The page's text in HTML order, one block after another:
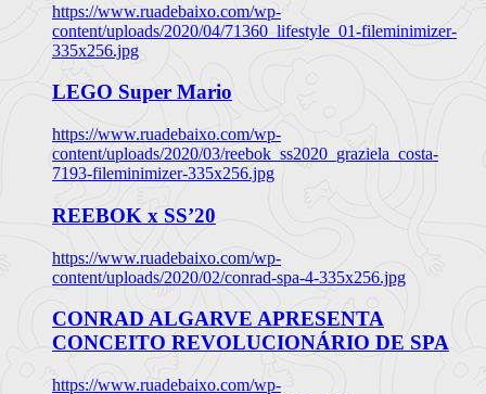
https://www.ruadebaixo.com/wp-
content/uploads/2020/04/71360_lifestyle_01-fileminimizer-
335x256.jpg
LEGO Super Mario
https://www.ruadebaixo.com/wp-
content/uploads/2020/03/reebok_ss2020_graziela_costa-
7193-fileminimizer-335x256.jpg
REEBOK x SS’20
https://www.ruadebaixo.com/wp-
content/uploads/2020/02/conrad-spa-4-335x256.jpg
CONRAD ALGARVE APRESENTA
CONCEITO REVOLUCIONÁRIO DE SPA
https://www.ruadebaixo.com/wp-